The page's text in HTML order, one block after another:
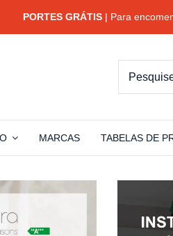
PORTES GRÁTIS| Para
MARCAS TABELAS DE